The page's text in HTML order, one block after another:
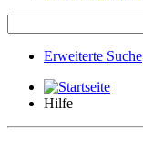
Erweiterte Suche
Hilfe